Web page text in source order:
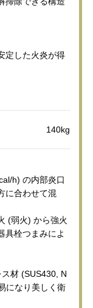
定した火炎が得
140kg
h) の内部炎口
に合わせて混
(弱火) から強火
具栓つまみによ
材 (SUS430, N
になり美しく衛